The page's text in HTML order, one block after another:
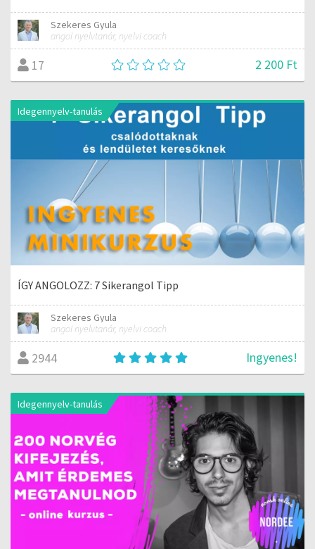
Szekeres Gyula
angol nyelvtanár, nyelvi coach
17 2 200 Ft
Idegennyelv-tanulás
ÍGY ANGOLOZZ: 7 Sikerangol Tipp
Szekeres Gyula
angol nyelvtanár, nyelvi coach
2944 Ingyenes!
Idegennyelv-tanulás